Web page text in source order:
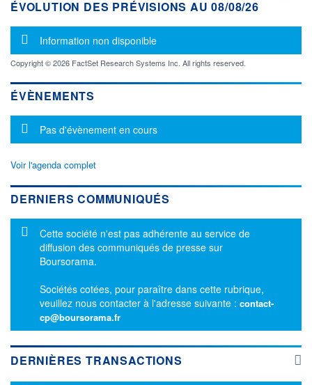
ÉVOLUTION DES PRÉVISIONS AU 08/08/26
Message d'information
Information non disponible
Copyright © 2026 FactSet Research Systems Inc. All rights reserved.
ÉVÈNEMENTS
Message d'information
Pas d'évènement en cours
Voir l'agenda complet
DERNIERS COMMUNIQUÉS
Message d'information
Cette société n'est pas adhérente au service de
diffusion des communiqués de presse sur
Boursorama.
Sociétés cotées, pour paraître dans cette rubrique,
veuillez nous contacter à l'adresse suivante : contact-
cp@boursorama.fr
DERNIÈRES TRANSACTIONS